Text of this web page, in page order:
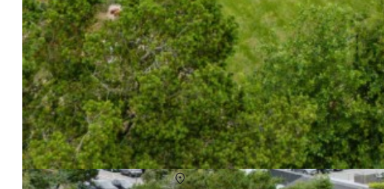
sommerhus hvide sande uge 31
OmHvide Sande